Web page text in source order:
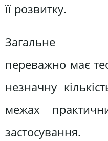
її розвитку.
Загальне
переважно має
незначну
межах